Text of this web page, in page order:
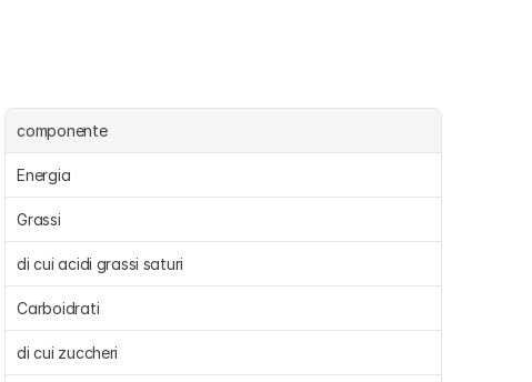
componente
Energia
Grassi
di cui acidi grassi saturi
Carboidrati
di cui zuccheri